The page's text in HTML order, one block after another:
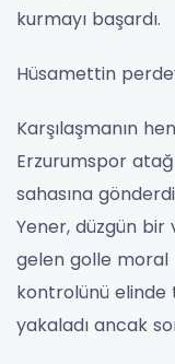
kurmayı başardı.
Hüsamettin
Karşılaşmanın
Erzurumspor
sahasına
Yener, düzgün bir
gelen golle moral
kontrolünü elinde
yakaladı ancak